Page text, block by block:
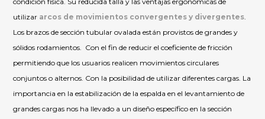
utilizar arcos de movimientos convergentes y divergentes.
Los brazos de sección tubular ovalada están provistos de grandes y
sólidos rodamientos. Con el fin de reducir el coeficiente de fricción
permitiendo que los usuarios realicen movimientos circulares
conjuntos o alternos. Con la posibilidad de utilizar diferentes cargas. La
importancia en la estabilización de la espalda en el levantamiento de
grandes cargas nos ha llevado a un diseño específico en la sección